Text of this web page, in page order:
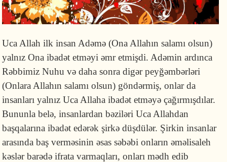
Uca Allah ilk insan Adəmə (Ona Allahın salamı olsun)
yalnız Ona ibadət etməyi əmr etmişdi. Adəmin ardınca
Rəbbimiz Nuhu və daha sonra digər peyğəmbərləri
(Onlara Allahın salamı olsun) göndərmiş, onlar da
insanları yalnız Uca Allaha ibadət etməyə çağırmışdılar.
Bununla belə, insanlardan bəziləri Uca Allahdan
başqalarına ibadət edərək şirkə düşdülər. Şirkin insanlar
arasında baş verməsinin əsas səbəbi onların əməlisaleh
kəslər barədə ifrata varmaqları, onları mədh edib